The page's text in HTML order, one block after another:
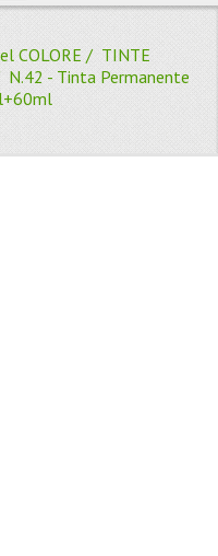
COLORE / TINTE
- Tinta Permanente